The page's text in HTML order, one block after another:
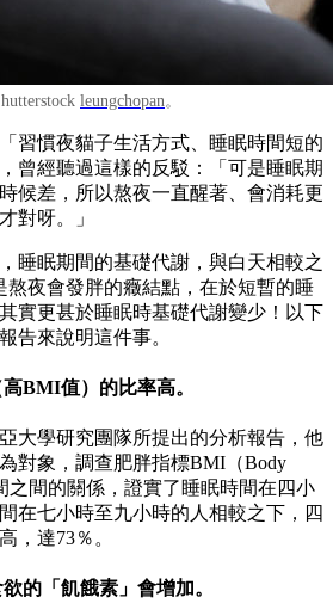
leungchopan 。
習慣夜貓子生活方式、睡眠時間短的
曾經聽過這樣的反駁：「可是睡眠期
候差，所以熬夜一直醒著、會消耗更
對呀。」
睡眠期間的基礎代謝，與白天相較之
熬夜會發胖的癥結點，在於短暫的睡
實更甚於睡眠時基礎代謝變少！以下
告來說明這件事。
BMI值）的比率高。
大學研究團隊所提出的分析報告，他
對象，調查肥胖指標BMI（Body
之間的關係，證實了睡眠時間在四小
在七小時至九小時的人相較之下，四
，達73％。
的「飢餓素」會增加。